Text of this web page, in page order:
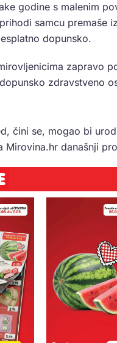
godine s malenim
samcu premaše
dopunsko.
zapravo
zdravstveno
čini se, mogao bi
Mirovina.hr današnji